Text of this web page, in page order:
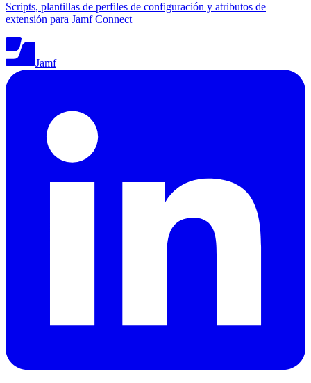
Scripts, plantillas de perfiles de configuración y atributos de
extensión para Jamf Connect
Jamf